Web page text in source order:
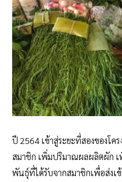
ปี 2564 เข้าสู่ระยะที่สองของโค
สมาชิก เพิ่มปริมาณผลผลิตผัก
พันธุ์ที่ได้รับจากสมาชิกเพื่อส่งเ